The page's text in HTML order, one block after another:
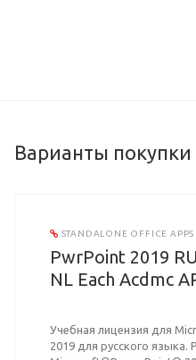
Варианты покупки
STANDALONE OFFICE APPS
PwrPoint 2019
NL Each Acdmc
Учебная лицензия для
2019 для русского языка.